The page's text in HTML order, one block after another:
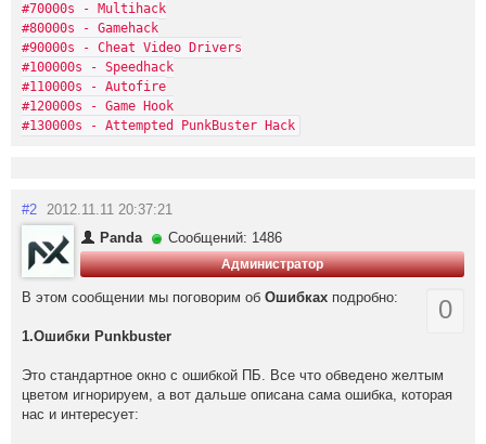
#70000s - Multihack
#80000s - Gamehack
#90000s - Cheat Video Drivers
#100000s - Speedhack
#110000s - Autofire
#120000s - Game Hook
#130000s - Attempted PunkBuster Hack
#2 2012.11.11 20:37:21
Panda
Сообщений: 1486
Администратор
0
В этом сообщении мы поговорим об Ошибках подробно:
1.Ошибки Punkbuster
Это стандартное окно с ошибкой ПБ. Все что обведено желтым
цветом игнорируем, а вот дальше описана сама ошибка, которая
нас и интересует: